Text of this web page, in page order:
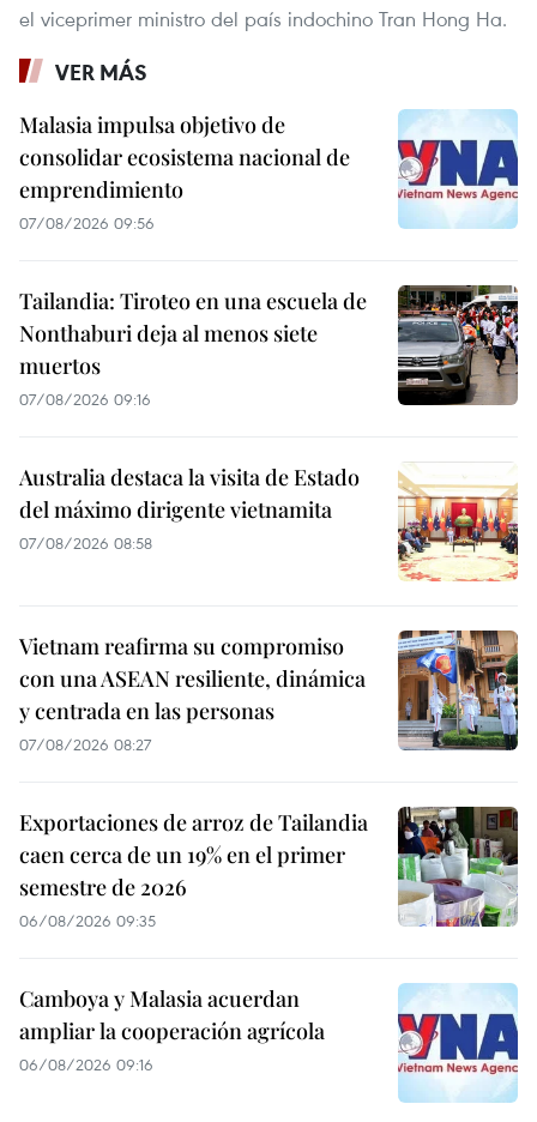
el viceprimer ministro del país indochino Tran Hong Ha.
VER MÁS
Malasia impulsa objetivo de
consolidar ecosistema nacional de
emprendimiento
07/08/2026 09:56
Tailandia: Tiroteo en una escuela de
Nonthaburi deja al menos siete
muertos
07/08/2026 09:16
Australia destaca la visita de Estado
del máximo dirigente vietnamita
07/08/2026 08:58
Vietnam reafirma su compromiso
con una ASEAN resiliente, dinámica
y centrada en las personas
07/08/2026 08:27
Exportaciones de arroz de Tailandia
caen cerca de un 19% en el primer
semestre de 2026
06/08/2026 09:35
Camboya y Malasia acuerdan
ampliar la cooperación agrícola
06/08/2026 09:16